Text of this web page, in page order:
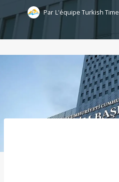
Par L'équipe Turkish Time